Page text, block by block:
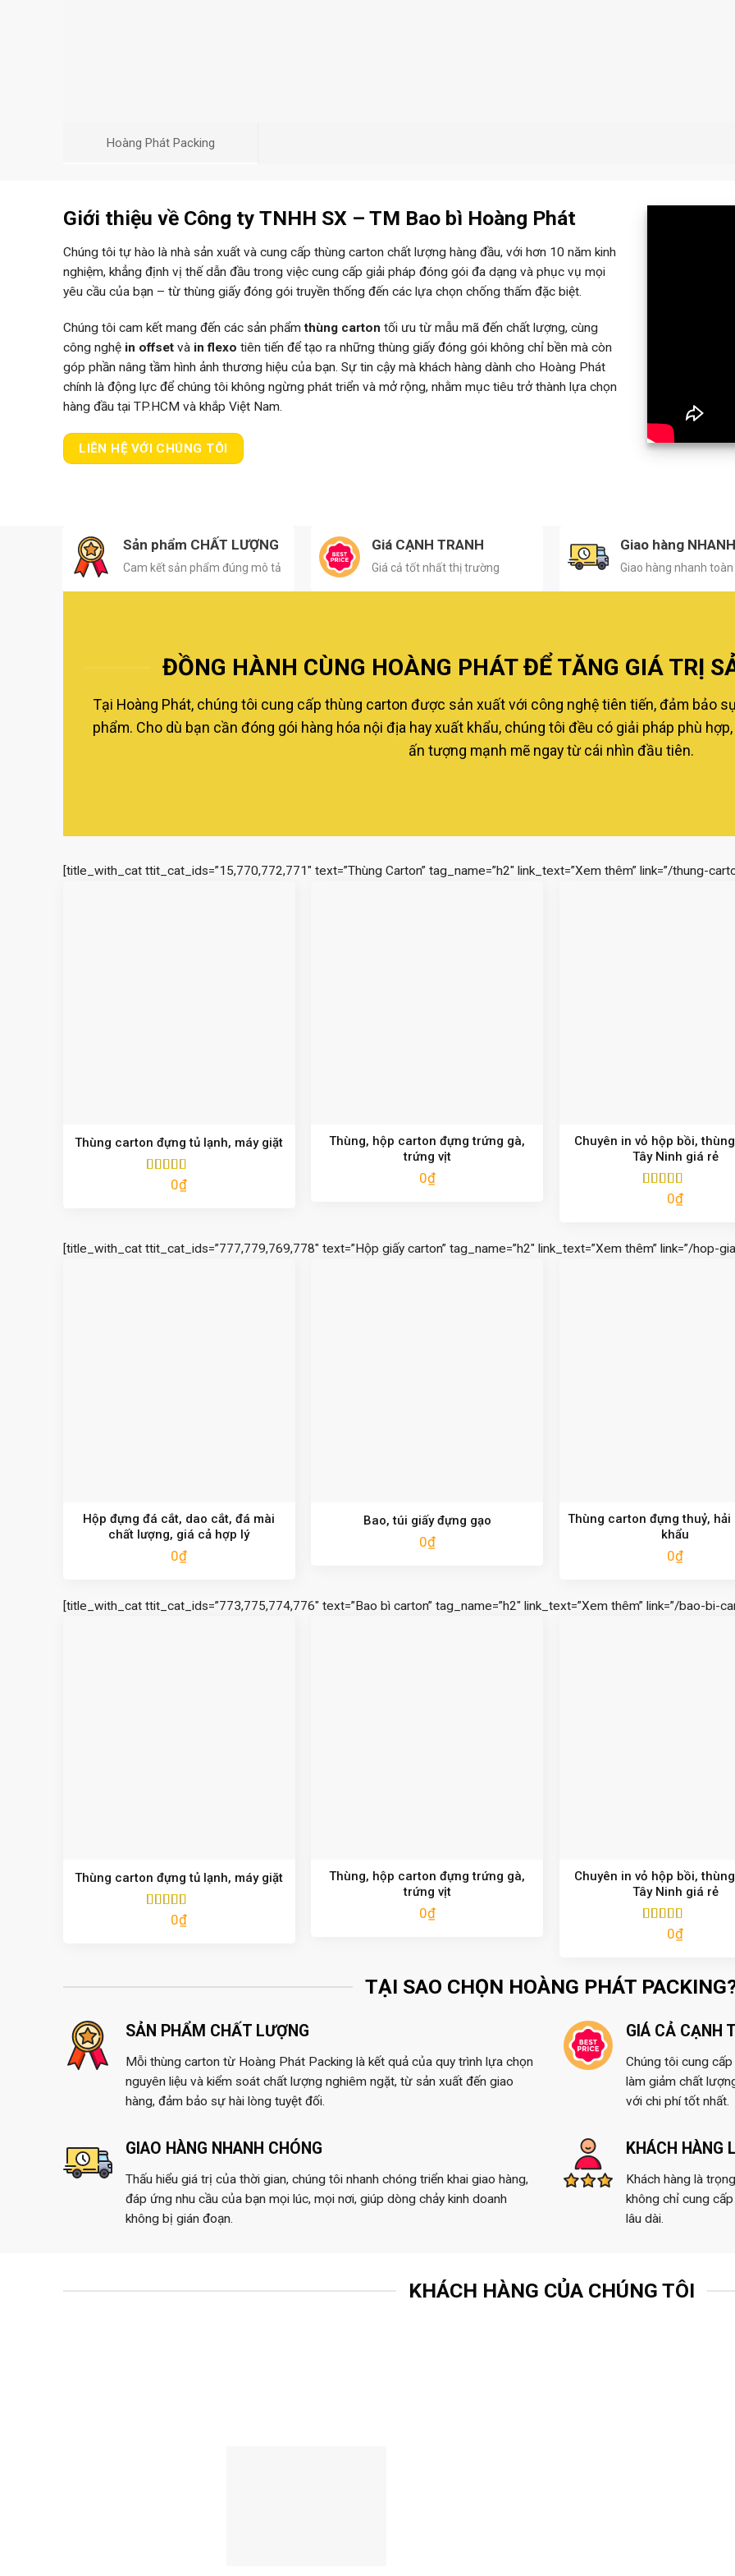
Hoàng Phát Packing
Giới thiệu về Công ty TNHH SX – TM Bao bì Hoàng Phát
Chúng tôi tự hào là nhà sản xuất và cung cấp thùng carton chất lượng hàng đầu, với hơn 10 năm kinh
nghiệm, khẳng định vị thế dẫn đầu trong việc cung cấp giải pháp đóng gói đa dạng và phục vụ mọi
yêu cầu của bạn – từ thùng giấy đóng gói truyền thống đến các lựa chọn chống thấm đặc biệt.
Chúng tôi cam kết mang đến các sản phẩmthùng carton tối ưu từ mẫu mã đến chất lượng, cùng
công nghệ in offset và in flexo tiên tiến để tạo ra những thùng giấy đóng gói không chỉ bền mà còn
góp phần nâng tầm hình ảnh thương hiệu của bạn. Sự tin cậy mà khách hàng dành cho Hoàng Phát
chính là động lực để chúng tôi không ngừng phát triển và mở rộng, nhằm mục tiêu trở thành lựa chọn
hàng đầu tại TP.HCM và khắp Việt Nam.
LIÊN HỆ VỚI CHÚNG TÔI
Sản phẩm CHẤT LƯỢNG
Cam kết sản phẩm đúng mô tả
Giá CẠNH TRANH
Giá cả tốt nhất thị trường
Giao hàng NHANH
Giao hàng nhanh
ĐỒNG HÀNH CÙNG HOÀNG PHÁT ĐỂ TĂNG GIÁ TRỊ
Tại Hoàng Phát, chúng tôi cung cấp thùng carton được sản xuất với công nghệ tiên tiến, đảm bảo
phẩm. Cho dù bạn cần đóng gói hàng hóa nội địa hay xuất khẩu, chúng tôi đều có giải pháp phù
ấn tượng mạnh mẽ ngay từ cái nhìn đầu tiên.
[title_with_cat ttit_cat_ids=”15,770,772,771″ text=”Thùng Carton” tag_name=”h2″ link_text=”Xem thêm” link=”/thung-
Thùng carton đựng tủ lạnh, máy giặt
Được xếp
0₫
Thùng, hộp carton đựng trứng gà,
trứng vịt
0₫
Chuyên in vỏ hộp bồi,
Tây Ninh giá rẻ
Được xếp
0₫
[title_with_cat ttit_cat_ids=”777,779,769,778″ text=”Hộp giấy carton” tag_name=”h2″ link_text=”Xem thêm” link=”/hop-
Hộp đựng đá cắt, dao cắt, đá mài
chất lượng, giá cả hợp lý
0₫
Bao, túi giấy đựng gạo
0₫
Thùng carton đựng thuỷ, hải
khẩu
0₫
[title_with_cat ttit_cat_ids=”773,775,774,776″ text=”Bao bì carton” tag_name=”h2″ link_text=”Xem thêm” link=”/bao-bi-
Thùng carton đựng tủ lạnh, máy giặt
Được xếp
0₫
Thùng, hộp carton đựng trứng gà,
trứng vịt
0₫
Chuyên in vỏ hộp bồi,
Tây Ninh giá rẻ
Được xếp
0₫
TẠI SAO CHỌN HOÀNG PHÁT
SẢN PHẨM CHẤT LƯỢNG
Mỗi thùng carton từ Hoàng Phát Packing là kết quả của quy trình lựa chọn
nguyên liệu và kiểm soát chất lượng nghiêm ngặt, từ sản xuất đến giao
hàng, đảm bảo sự hài lòng tuyệt đối.
GIÁ CẢ CẠNH
Chúng tôi cung
làm giảm chất
với chi phí tốt nhất.
GIAO HÀNG NHANH CHÓNG
Thấu hiểu giá trị của thời gian, chúng tôi nhanh chóng triển khai giao hàng,
đáp ứng nhu cầu của bạn mọi lúc, mọi nơi, giúp dòng chảy kinh doanh
không bị gián đoạn.
KHÁCH HÀNG
Khách hàng là
không chỉ cung
lâu dài.
KHÁCH HÀNG CỦA CHÚNG TÔI